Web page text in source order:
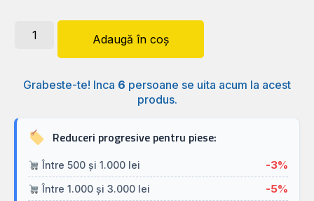
Adaugă în coș
Grabeste-te! Inca 6 persoane se uita acum la acest
produs.
Reduceri progresive pentru piese:
Între 500 și 1.000 lei -3%
Între 1.000 și 3.000 lei -5%